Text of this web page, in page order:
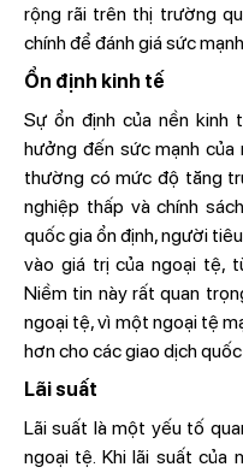
rộng rãi trên thị trường
chính để đánh giá sức
Ổn định kinh tế
Sự ổn định của nền kinh
hưởng đến sức mạnh
thường có mức độ tăng
nghiệp thấp và chính
quốc gia ổn định, người
vào giá trị của ngoại tệ,
Niềm tin này rất quan
ngoại tệ, vì một ngoại tệ
hơn cho các giao dịch
Lãi suất
Lãi suất là một yếu tố
ngoại tệ. Khi lãi suất của